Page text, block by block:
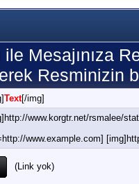
ile
Text[/img]
www.korgtr.net/rsmalee/
www.example.com]
(Link yok)